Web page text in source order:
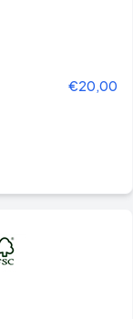
€20,00